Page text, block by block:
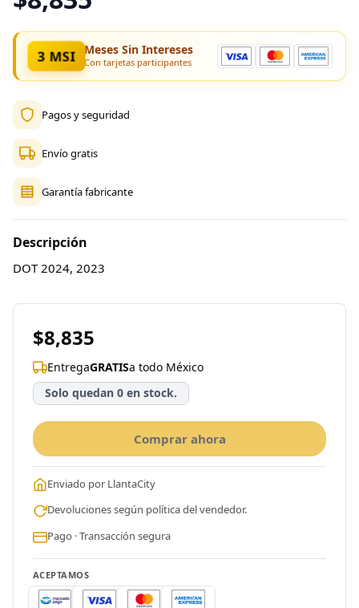
3 MSI Meses Sin Intereses
Con tarjetas participantes
Pagos y seguridad
Envío gratis
Garantía fabricante
Descripción
DOT 2024, 2023
$8,835
EntregaGRATISa todo México
Solo quedan 0 en stock.
Comprar ahora
Enviado por LlantaCity
Devoluciones según política del vendedor.
Pago · Transacción segura
ACEPTAMOS